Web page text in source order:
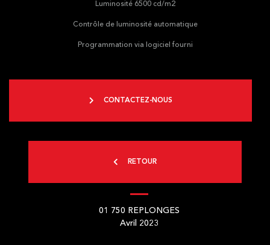
Luminosité 6500 cd/m2
Contrôle de luminosité automatique
Programmation via logiciel fourni
CONTACTEZ-NOUS
RETOUR
01 750 REPLONGES
Avril 2023